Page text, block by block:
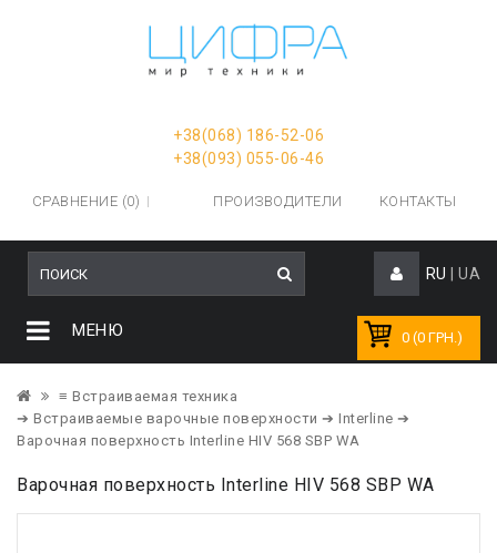
+38(068) 186-52-06
+38(093) 055-06-46
СРАВНЕНИЕ (0) ПРОИЗВОДИТЕЛИ КОНТАКТЫ
RU UA
0 (0 ГРН.)
МЕНЮ
≡ Встраиваемая техника
➔ Встраиваемые варочные поверхности ➔ Interline ➔
Варочная поверхность Interline HIV 568 SBP WA
Варочная поверхность Interline HIV 568 SBP WA